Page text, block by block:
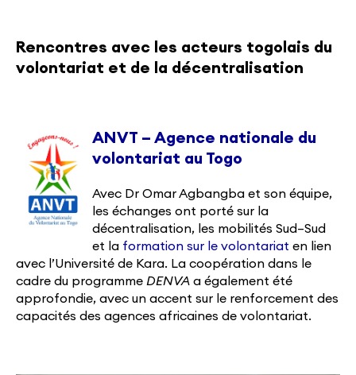
Rencontres avec les acteurs togolais du
volontariat et de la décentralisation
ANVT – Agence nationale du
volontariat au Togo
Avec Dr Omar Agbangba et son équipe,
les échanges ont porté sur la
décentralisation, les mobilités Sud–Sud
et la formation sur le volontariat en lien
avec l’Université de Kara. La coopération dans le
cadre du programme DENVA a également été
approfondie, avec un accent sur le renforcement des
capacités des agences africaines de volontariat.